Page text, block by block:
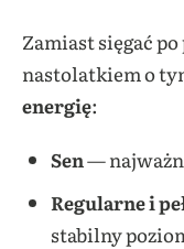
Zamiast sięgać
nastolatkiem o
energię:
Sen—
Regularne i
stabilny